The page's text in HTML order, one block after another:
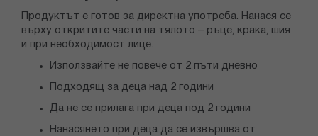
Продуктът е готов за директна употреба. Нанася се
върху откритите части на тялото – ръце, крака, шия
и при необходимост лице.
Използвайте не повече от 2 пъти дневно
Подходящ за деца над 2 години
Да не се прилага при деца под 2 години
Нанасянето при деца да се извършва от